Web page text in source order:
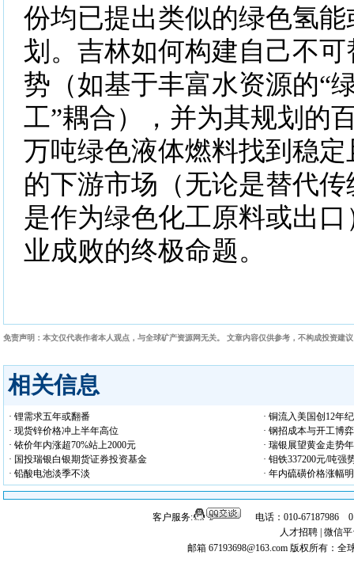
份均已提出类似的绿色氢
划。吉林如何构建自己不
势（如基于丰富水资源的“
工”耦合），并为其规划的
万吨绿色液体燃料找到稳
的下游市场（无论是替代
是作为绿色化工原料或出
业成败的终极命题。
免责声明：本文仅代表作者本人观点，与全球矿产资源网无关。 文章内容仅供参考，不构成投资建
相关信息
· 锂需求五年或翻番
· 铜流入美国创12年
· 现货锌价格冲上半年高位
· 钢招成本与开工博
· 铱价年内涨超70%站上2000元
· 瑞银展望黄金走势
· 国投瑞银白银期货证券投资基金
· 钼铁337200元/吨强
· 铅酸电池淡季不淡
· 年内硫磺价格涨幅
客户服务:
电话：010-67187986
人才招聘 微信
邮箱 67193698@163.com 版权所有：全